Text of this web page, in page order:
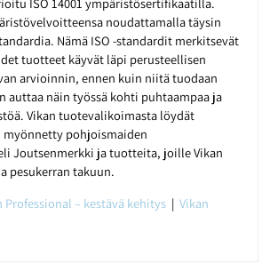
noudattamalla täysin
Nämä ISO -standardit merkitsevät
tuotteet käyvät läpi perusteellisen
arvioinnin, ennen kuin niitä tuodaan
auttaa näin työssä kohti puhtaampaa ja
Vikan tuotevalikoimasta löydät
pohjoismaiden
Joutsenmerkki ja tuotteita, joille Vikan
pesukerran takuun.
Professional – kestävä kehitys | Vikan